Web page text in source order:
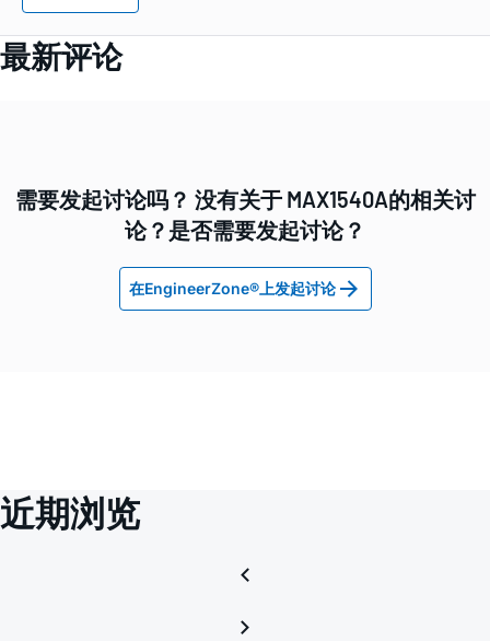
最新评论
需要发起讨论吗？ 没有关于 MAX1540A的相关讨
论？是否需要发起讨论？
在EngineerZone®上发起讨论
近期浏览